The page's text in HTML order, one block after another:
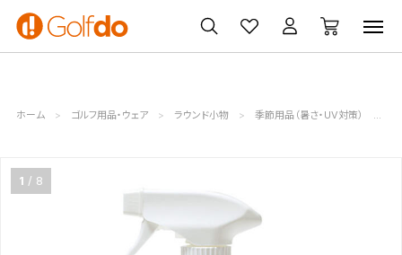
ゴルフ
クラブ
ゴルフ用品
買取
無料査定
クーポン
一覧
ホーム ゴルフ用品・ウェア ラウンド小物 季節用品（暑さ・UV対策）
1 8